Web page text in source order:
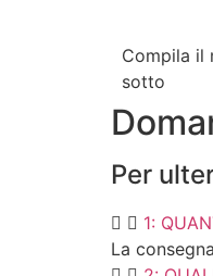
Compila il
sotto
Per
1:
La